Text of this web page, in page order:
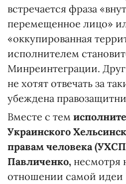
встречается фраза
перемещенное лицо»
«оккупированная
исполнителем
Минреинтеграции.
не хотят отвечать за
убеждена
Вместе с тем
Украинского
правам человека
Павличенко, несмотря
отношении самой идеи